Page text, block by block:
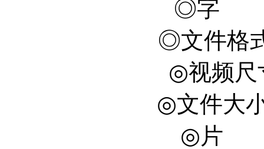
◎字
◎文件格
◎视频尺
◎文件大
◎片